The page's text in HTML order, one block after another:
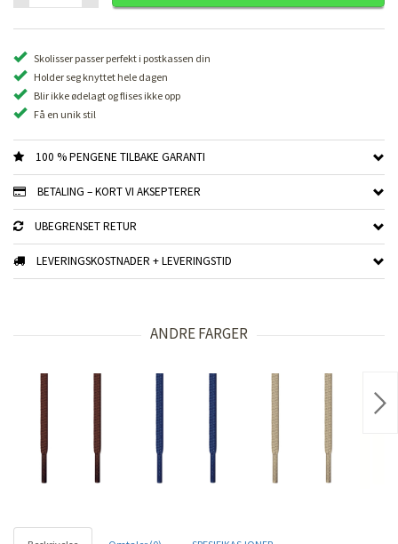
Skolisser passer perfekt i postkassen din
Holder seg knyttet hele dagen
Blir ikke ødelagt og flises ikke opp
Få en unik stil
100 % PENGENE TILBAKE GARANTI
BETALING – KORT VI AKSEPTERER
UBEGRENSET RETUR
LEVERINGSKOSTNADER + LEVERINGSTID
ANDRE FARGER